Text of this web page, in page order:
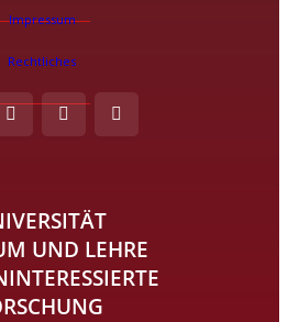
Impressum
Rechtliches
UND LEHRE